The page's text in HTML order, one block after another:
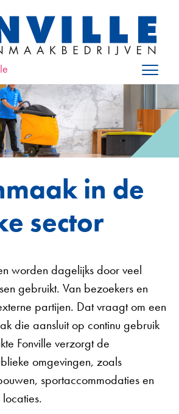
in de
sector
worden dagelijks door veel
gebruikt. Van bezoekers en
partijen. Dat vraagt om een
die aansluit op continu gebruik
Fonville verzorgt de
omgevingen, zoals
sportaccommodaties en